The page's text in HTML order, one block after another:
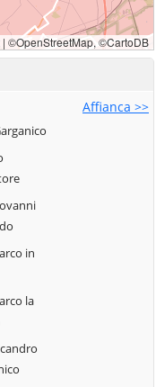
Affianca >>
in
la